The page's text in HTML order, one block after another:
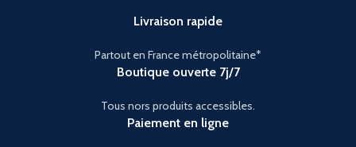
Livraison rapide
Partout en France métropolitaine*
Boutique ouverte 7j/7
Tous nors produits accessibles.
Paiement en ligne